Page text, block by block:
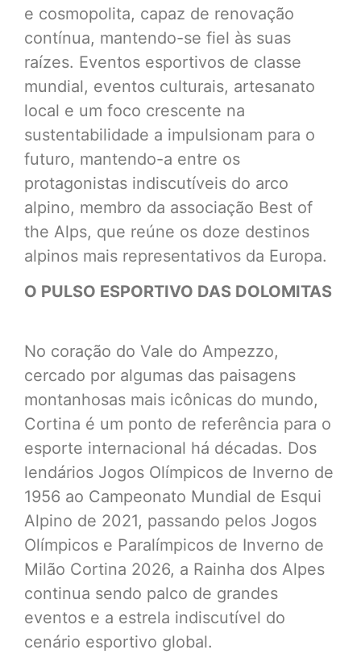
e cosmopolita, capaz de renovação
contínua, mantendo-se fiel às suas
raízes. Eventos esportivos de classe
mundial, eventos culturais, artesanato
local e um foco crescente na
sustentabilidade a impulsionam para o
futuro, mantendo-a entre os
protagonistas indiscutíveis do arco
alpino, membro da associação Best of
the Alps, que reúne os doze destinos
alpinos mais representativos da Europa.
O PULSO ESPORTIVO DAS DOLOMITAS
No coração do Vale do Ampezzo,
cercado por algumas das paisagens
montanhosas mais icônicas do mundo,
Cortina é um ponto de referência para o
esporte internacional há décadas. Dos
lendários Jogos Olímpicos de Inverno de
1956 ao Campeonato Mundial de Esqui
Alpino de 2021, passando pelos Jogos
Olímpicos e Paralímpicos de Inverno de
Milão Cortina 2026, a Rainha dos Alpes
continua sendo palco de grandes
eventos e a estrela indiscutível do
cenário esportivo global.